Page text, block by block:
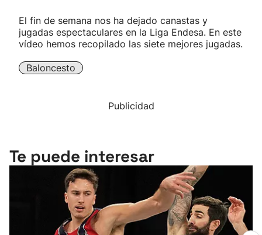
Carreras de montaña
Más deportes
El fin de semana nos ha dejado canastas y
jugadas espectaculares en la Liga Endesa. En este
vídeo hemos recopilado las siete mejores jugadas.
Baloncesto
Publicidad
Te puede interesar